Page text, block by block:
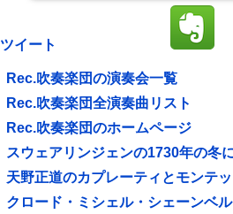
ツイート
Rec.吹奏楽団の演奏会一覧
Rec.吹奏楽団全演奏曲リスト
Rec.吹奏楽団のホームページ
スウェアリンジェンの1730年の冬
天野正道のカプレーティとモンテ
クロード・ミシェル・シェーンベ